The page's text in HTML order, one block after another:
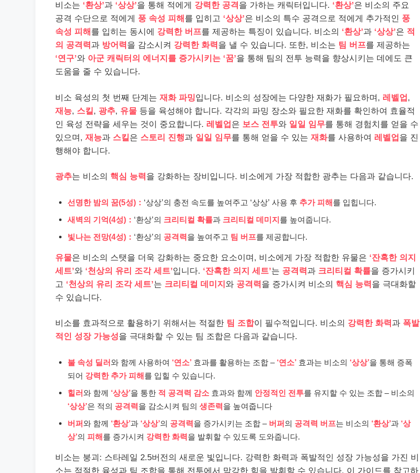
비소는 ‘환상’과 ‘상상’을 통해 적에게 강력한 공격 을 가하는 캐릭터입니다. ‘환상’은 비소의 주요
공격 수단으로 적에게 풍 속성 피해 를 입히고 ‘상상’은 비소의 특수 공격으로 적에게 추가적인 풍
속성 피해 를 입히는 동시에 강력한 버프를 제공하는 특징이 있습니다. 비소의 ‘환상’과 ‘상상’은 적
의 공격력 과 방어력 을 감소시켜 강력한 화력 을 낼 수 있습니다. 또한, 비소는 팀 버프를 제공하는
‘연구’와 아군 캐릭터의 에너지를 증가시키는 ‘꿈’을 통해 팀의 전투 능력을 향상시키는 데에도 큰
도움을 줄 수 있습니다.
비소 육성의 첫 번째 단계는 재화 파밍입니다. 비소의 성장에는 다양한 재화가 필요하며, 레벨업 ,
재능, 스킬 , 광추, 유물 등을 육성해야 합니다. 각각의 파밍 장소와 필요한 재화를 확인하여 효율적
인 육성 전략을 세우는 것이 중요합니다. 레벨업 은 보스 전투와 일일 임무를 통해 경험치를 얻을 수
있으며, 재능과 스킬 은 스토리 진행과 일일 임무를 통해 얻을 수 있는 재화를 사용하여 레벨업 을 진
행해야 합니다.
광추는 비소의 핵심 능력 을 강화하는 장비입니다. 비소에게 가장 적합한 광추는 다음과 같습니다.
선명한 밤의 꿈(5성)： ‘상상’의 충전 속도를 높여주고 ‘상상’ 사용 후 추가 피해를 입힙니다.
새벽의 기억(4성)： ‘환상’의 크리티컬 확률과 크리티컬 데미지를 높여줍니다.
빛나는 전망(4성)： ‘환상’의 공격력을 높여주고 팀 버프를 제공합니다.
유물은 비소의 스탯을 더욱 강화하는 중요한 요소이며, 비소에게 가장 적합한 유물은 ‘잔혹한 의지
세트’와 ‘천상의 유리 조각 세트’입니다. ‘잔혹한 의지 세트’는 공격력 과 크리티컬 확률을 증가시키
고 ‘천상의 유리 조각 세트’는 크리티컬 데미지 와 공격력 을 증가시켜 비소의 핵심 능력 을 극대화할
수 있습니다.
비소를 효과적으로 활용하기 위해서는 적절한 팀 조합이 필수적입니다. 비소의 강력한 화력 과 폭발
적인 성장 가능성을 극대화할 수 있는 팀 조합은 다음과 같습니다.
불 속성 딜러 와 함께 사용하여 ‘연소’ 효과를 활용하는 조합 – ‘연소’ 효과는 비소의 ‘상상’을 통해 증폭
되어 강력한 추가 피해를 입힐 수 있습니다.
힐러 와 함께 ‘상상’을 통한 적 공격력 감소 효과와 함께 안정적인 전투를 유지할 수 있는 조합 – 비소의
‘상상’은 적의 공격력을 감소시켜 팀의 생존력을 높여줍니다
버퍼 와 함께 ‘환상’과 ‘상상’의 공격력을 증가시키는 조합 – 버퍼 의 공격력 버프는 비소의 ‘환상’과 ‘상
상’의 피해를 증가시켜 강력한 화력을 발휘할 수 있도록 도와줍니다.
비소는 붕괴: 스타레일 2.5버전의 새로운 빛입니다. 강력한 화력과 폭발적인 성장 가능성을 가진 비
소는 적절한 육성과 팀 조합을 통해 전투에서 막강한 힘을 발휘할 수 있습니다. 이 가이드를 참고하